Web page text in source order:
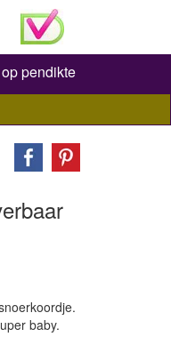
pendikte
baby.